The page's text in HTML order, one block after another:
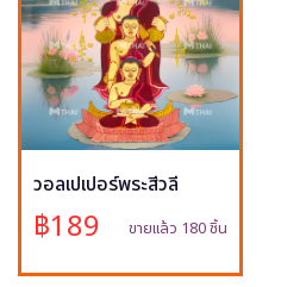
วอลเปเปอร์พระสีวลี
฿189 ขายแล้ว 180 ชิ้น